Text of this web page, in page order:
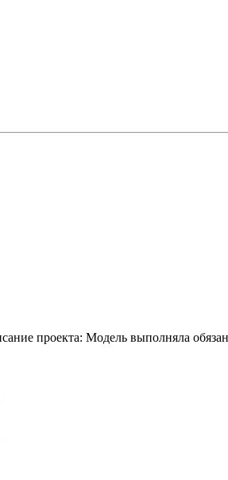
проекта: Модель выполняла